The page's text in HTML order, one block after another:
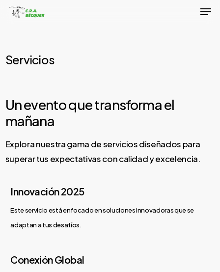
Skip
Servicios
Un evento que transforma el
mañana
Explora nuestra gama de servicios diseñados para
superar tus expectativas con calidad y excelencia.
Innovación 2025
Este servicio está enfocado en soluciones innovadoras que se
adaptan a tus desafíos.
Conexión Global